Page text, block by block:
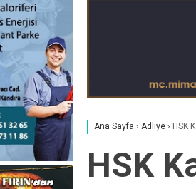
Ana Sayfa › Adliye › HSK
HSK